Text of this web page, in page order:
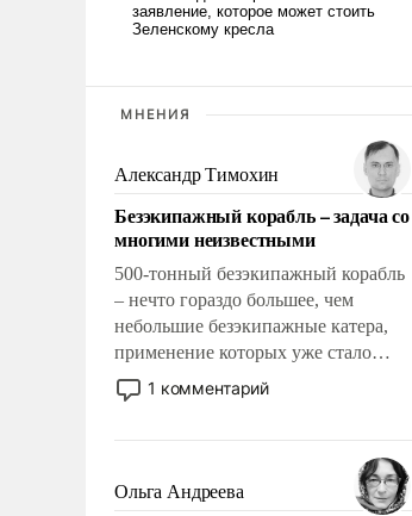
МНЕНИЯ
Александр Тимохин
Безэкипажный корабль – задача со
многими неизвестными
500-тонный безэкипажный корабль
– нечто гораздо большее, чем
небольшие безэкипажные катера,
применение которых уже стало
обыденностью. Задача по созданию
такого корабля очень сложна и
реализация радикально поднимет
наши боевые возможности.
1 комментарий
Ольга Андреева